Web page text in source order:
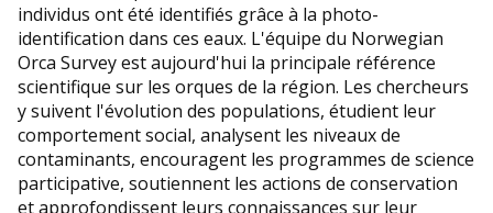
individus ont été identifiés grâce à la photo-
identification dans ces eaux. L'équipe du Norwegian
Orca Survey est aujourd'hui la principale référence
scientifique sur les orques de la région. Les chercheurs
y suivent l'évolution des populations, étudient leur
comportement social, analysent les niveaux de
contaminants, encouragent les programmes de science
participative, soutiennent les actions de conservation
et approfondissent leurs connaissances sur leur